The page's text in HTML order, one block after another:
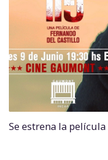
Se estrena la